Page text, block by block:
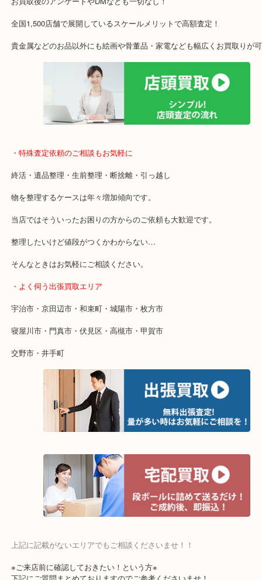
アル・プラザ京田辺店の一階にあり！
施設の屋上駐車場２時間無料！
女性の査定士もいますので初めての方でも安心査定！
ご成約後の営業電話は一切なし！
お買取後のアンケートやDMなども一切なし！
全国1,500店舗で展開しているスケールメリットで高額査定！
貴金属などのお品以外にも絵画や骨董品・家電なども幅広くお買取
・特殊査定依頼のご相談もお気軽に
終活・遺品整理・生前整理・断捨離・引っ越し
物を整理するケースは年々増加傾向です。
当店ではそういったお困りの方からのご依頼も大歓迎です。
整理したいけど値段がつくかわからない…
そんなときはお気軽にご相談ください。
・よく伺う出張買取エリア
宇治市・京田辺市・和束町・城陽市・枚方市
寝屋川市・門真市・伏見区・高槻市・甲賀市
交野市・井手町